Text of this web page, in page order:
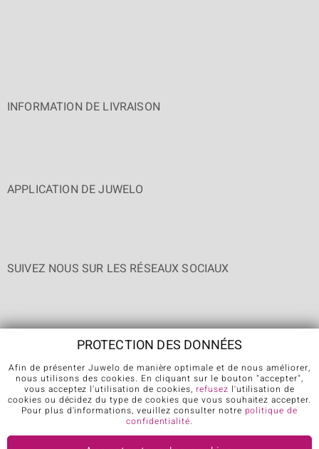
INFORMATION DE LIVRAISON
APPLICATION DE JUWELO
SUIVEZ NOUS SUR LES RÉSEAUX SOCIAUX
CGV Protection des données Cookies
Mentions légales
Contact
Révocation du contrat
Further languages:
PROTECTION DES DONNÉES
Afin de présenter Juwelo de manière optimale et de nous améliorer,
nous utilisons des cookies. En cliquant sur le bouton "accepter",
vous acceptez l'utilisation de cookies, refusez l'utilisation de
cookies ou décidez du type de cookies que vous souhaitez accepter.
Pour plus d'informations, veuillez consulter notre politique de
confidentialité.